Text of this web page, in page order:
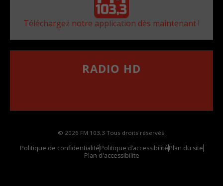
Téléchargez notre application dès maintenant !
RADIO HD
© 2026 FM 103,3 Tous droits réservés.
Politique de confidentialitéPolitique d’accessibilitéPlan du site
Plan d'accessibilite